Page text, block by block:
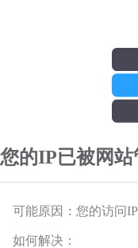
您的IP已被网
可能原因：您的访问
如何解决：